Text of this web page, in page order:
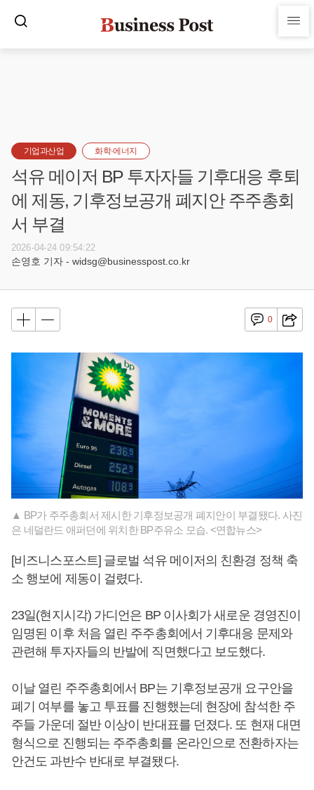
기업과산업 화학·에너지
석유 메이저 BP 투자자들 기후대응 후퇴
에 제동, 기후정보공개 폐지안 주주총회
서 부결
2026-04-24 09:54:22
손영호 기자 - widsg@businesspost.co.kr
0
▲ BP가 주주총회서 제시한 기후정보공개 폐지안이 부결됐다. 사진
은 네덜란드 애퍼던에 위치한 BP주유소 모습. <연합뉴스>
[비즈니스포스트] 글로벌 석유 메이저의 친환경 정책 축
소 행보에 제동이 걸렸다.
23일(현지시각) 가디언은 BP 이사회가 새로운 경영진이
임명된 이후 처음 열린 주주총회에서 기후대응 문제와
관련해 투자자들의 반발에 직면했다고 보도했다.
이날 열린 주주총회에서 BP는 기후정보공개 요구안을
폐기 여부를 놓고 투표를 진행했는데 현장에 참석한 주
주들 가운데 절반 이상이 반대표를 던졌다. 또 현재 대면
형식으로 진행되는 주주총회를 온라인으로 전환하자는
안건도 과반수 반대로 부결됐다.